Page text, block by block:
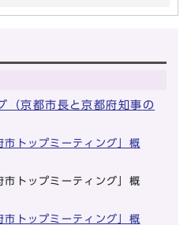
（京都市長と京都府知事の
トップミーティング」概
トップミーティング」概
トップミーティング」概